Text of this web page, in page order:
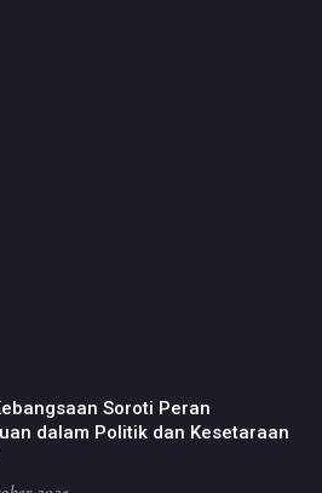
Soroti Peran
dalam Politik dan Kesetaraan